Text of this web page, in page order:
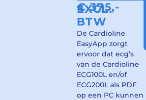
€375,-
EXCL.
BTW
De Cardioline
EasyApp zorgt
ervoor dat ecg’s
van de Cardioline
ECG100L en/of
ECG200L als PDF
op een PC kunnen